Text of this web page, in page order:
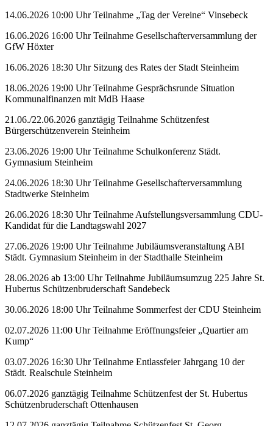
14.06.2026 10:00 Uhr Teilnahme „Tag der Vereine“ Vinsebeck
16.06.2026 16:00 Uhr Teilnahme Gesellschafterversammlung der
GfW Höxter
16.06.2026 18:30 Uhr Sitzung des Rates der Stadt Steinheim
18.06.2026 19:00 Uhr Teilnahme Gesprächsrunde Situation
Kommunalfinanzen mit MdB Haase
21.06./22.06.2026 ganztägig Teilnahme Schützenfest
Bürgerschützenverein Steinheim
23.06.2026 19:00 Uhr Teilnahme Schulkonferenz Städt.
Gymnasium Steinheim
24.06.2026 18:30 Uhr Teilnahme Gesellschafterversammlung
Stadtwerke Steinheim
26.06.2026 18:30 Uhr Teilnahme Aufstellungsversammlung CDU-
Kandidat für die Landtagswahl 2027
27.06.2026 19:00 Uhr Teilnahme Jubiläumsveranstaltung ABI
Städt. Gymnasium Steinheim in der Stadthalle Steinheim
28.06.2026 ab 13:00 Uhr Teilnahme Jubiläumsumzug 225 Jahre St.
Hubertus Schützenbruderschaft Sandebeck
30.06.2026 18:00 Uhr Teilnahme Sommerfest der CDU Steinheim
02.07.2026 11:00 Uhr Teilnahme Eröffnungsfeier „Quartier am
Kump“
03.07.2026 16:30 Uhr Teilnahme Entlassfeier Jahrgang 10 der
Städt. Realschule Steinheim
06.07.2026 ganztägig Teilnahme Schützenfest der St. Hubertus
Schützenbruderschaft Ottenhausen